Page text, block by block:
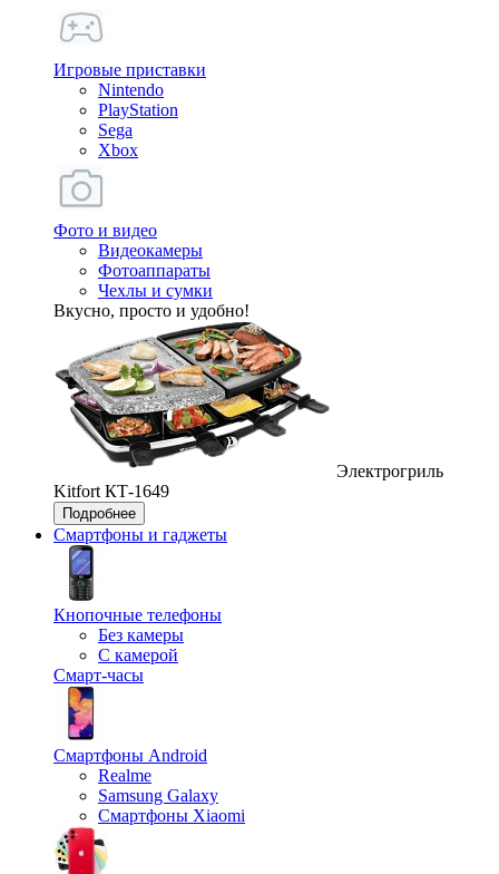
Игровые приставки
Nintendo
PlayStation
Sega
Xbox
Фото и видео
Видеокамеры
Фотоаппараты
Чехлы и сумки
Вкусно, просто и удобно!
Электрогриль
Kitfort КТ-1649
Подробнее
Смартфоны и гаджеты
Кнопочные телефоны
Без камеры
С камерой
Смарт-часы
Смартфоны Android
Realme
Samsung Galaxy
Смартфоны Xiaomi